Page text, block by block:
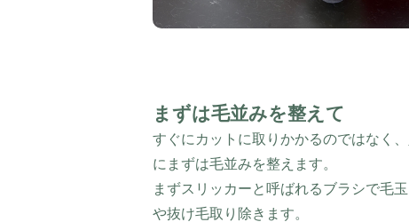
まずは毛並みを整えて
すぐにカットに取りかかるのではなく
にまずは毛並みを整えます。
まずスリッカーと呼ばれるブラシで毛
や抜け毛取り除きます。